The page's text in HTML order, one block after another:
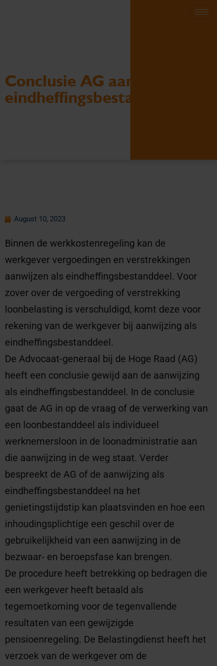
Conclusie AG aanwijzing als
eindheffingsbestanddeel
August 10, 2023
Binnen de werkkostenregeling kan de
werkgever vergoedingen en verstrekkingen
aanwijzen als eindheffingsbestanddeel. Voor
zover over de vergoeding of verstrekking
loonbelasting is verschuldigd, komt deze voor
rekening van de werkgever bij aanwijzing als
eindheffingsbestanddeel.
De Advocaat-generaal bij de Hoge Raad (AG)
heeft een conclusie gewijd aan de aanwijzing
als eindheffingsbestanddeel. In de conclusie
gaat de AG in op de vraag of de verwerking van
een loonbestanddeel als individueel
werknemersloon in de loonadministratie aan
die aanwijzing in de weg staat. Verder
bespreekt de AG of de aanwijzing als
eindheffingsbestanddeel na het
genietingstijdstip kan plaatsvinden en hoe een
inhoudingsplichtige een geschil over de
gebruikelijkheid van een aanwijzing in de
bezwaar- en beroepsfase kan brengen.
De procedure heeft betrekking op bedragen die
een werkgever heeft betaald als
tegemoetkoming voor de tegenvallende
resultaten van een gewijzigde
pensioenregeling. De Belastingdienst heeft het
verzoek van de werkgever om de